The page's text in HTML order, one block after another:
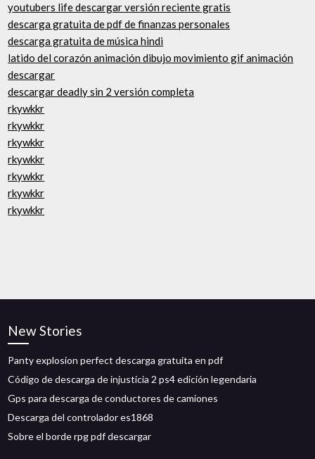
youtubers life descargar versión reciente gratis
descarga gratuita de pdf de finanzas personales
descarga gratuita de música hindi
latido del corazón animación dibujo movimiento gif animación
descargar
descargar deadly sin 2 versión completa
rkywkkr
rkywkkr
rkywkkr
rkywkkr
rkywkkr
rkywkkr
rkywkkr
New Stories
Panty explosion perfect descarga gratuita en pdf
Código de descarga de injusticia 2 ps4 edición legendaria
Gps para descarga de conductores de camiones
Descarga del controlador es1868
Sobre el borde rpg pdf descargar